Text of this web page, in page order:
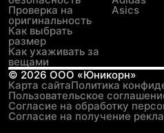
Проверка на
оригинальность
Как выбрать
размер
Как ухаживать за
вещами
Asics
© 2026 ООО «Юникорн»
Карта сайтаПолитика
Пользовательское
Согласие на обработку
Согласие на получение